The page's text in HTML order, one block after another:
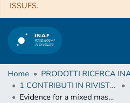
ISSUES.
Home
PRODOTTI RICERCA
1 CONTRIBUTI IN RIVISTE (Journal articles)
Evidence for a mixed mass composition at the 'ankle' in the cosmic-ray spectrum